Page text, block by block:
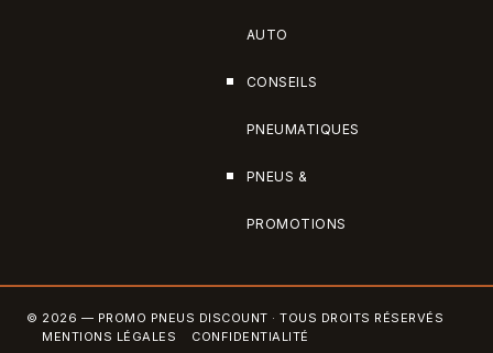
AUTO
CONSEILS
PNEUMATIQUES
PNEUS &
PROMOTIONS
© 2026 — PROMO PNEUS DISCOUNT · TOUS DROITS RÉSERVÉS
MENTIONS LÉGALES
CONFIDENTIALITÉ